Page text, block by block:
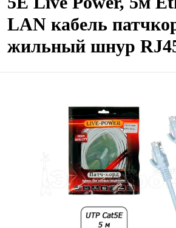
LAN кабель
жильный шнур